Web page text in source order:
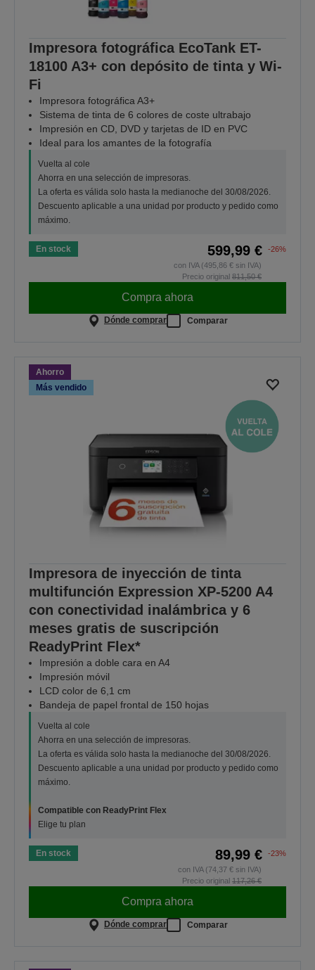
Impresora fotográfica EcoTank ET-
18100 A3+ con depósito de tinta y Wi-
Fi
Impresora fotográfica A3+
Sistema de tinta de 6 colores de coste ultrabajo
Impresión en CD, DVD y tarjetas de ID en PVC
Ideal para los amantes de la fotografía
Vuelta al cole
Ahorra en una selección de impresoras.
La oferta es válida solo hasta la medianoche del 30/08/2026.
Descuento aplicable a una unidad por producto y pedido como
máximo.
En stock 599,99 €
-26%
con IVA (495,86 € sin IVA)
Precio original 811,50 €
Compra ahora
Dónde comprar Comparar
Ahorro
Más vendido
Impresora de inyección de tinta
multifunción Expression XP-5200 A4
con conectividad inalámbrica y 6
meses gratis de suscripción
ReadyPrint Flex*
Impresión a doble cara en A4
Impresión móvil
LCD color de 6,1 cm
Bandeja de papel frontal de 150 hojas
Vuelta al cole
Ahorra en una selección de impresoras.
La oferta es válida solo hasta la medianoche del 30/08/2026.
Descuento aplicable a una unidad por producto y pedido como
máximo.
Compatible con ReadyPrint Flex
Elige tu plan
En stock 89,99 €
-23%
con IVA (74,37 € sin IVA)
Precio original 117,26 €
Compra ahora
Dónde comprar Comparar